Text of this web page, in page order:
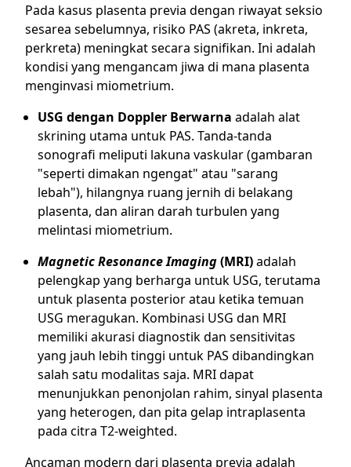
Pada kasus plasenta previa dengan riwayat seksio
sesarea sebelumnya, risiko PAS (akreta, inkreta,
perkreta) meningkat secara signifikan. Ini adalah
kondisi yang mengancam jiwa di mana plasenta
menginvasi miometrium.
USG dengan Doppler Berwarna adalah alat
skrining utama untuk PAS. Tanda-tanda
sonografi meliputi lakuna vaskular (gambaran
"seperti dimakan ngengat" atau "sarang
lebah"), hilangnya ruang jernih di belakang
plasenta, dan aliran darah turbulen yang
melintasi miometrium.
Magnetic Resonance Imaging(MRI)adalah
pelengkap yang berharga untuk USG, terutama
untuk plasenta posterior atau ketika temuan
USG meragukan. Kombinasi USG dan MRI
memiliki akurasi diagnostik dan sensitivitas
yang jauh lebih tinggi untuk PAS dibandingkan
salah satu modalitas saja. MRI dapat
menunjukkan penonjolan rahim, sinyal plasenta
yang heterogen, dan pita gelap intraplasenta
pada citra T2-weighted.
Ancaman modern dari plasenta previa adalah